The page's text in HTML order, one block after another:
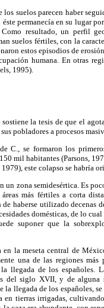
suelos parecen haber
permanecía en su lugar
resultado, un perfil
suelos fértiles, con la
estos episodios de
humana. En otras
1995).
la tesis de que el
pobladores a procesos
C., se formaron los
mil habitantes (Parsons,
este colapso se habría
un zona semidesértica. Es
más fértiles a corta
haberse utilizado
domésticas, de lo
suponer que la
la meseta central de
una de las regiones
llegada de los españoles.
del siglo XVII, y de
la llegada de los españoles,
en tierras irrigadas,